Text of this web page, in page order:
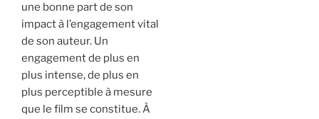
une bonne part de son
impact à l’engagement vital
de son auteur. Un
engagement de plus en
plus intense, de plus en
plus perceptible à mesure
que le film se constitue. À